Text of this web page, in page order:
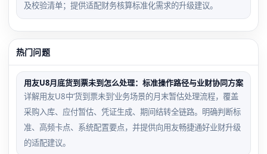
及校验清单；提供适配财务核算标准化需求的升级建议。
热门问题
用友U8月底货到票未到怎么处理：标准操作路径与业财协同方案
详解用友U8中‘货到票未到’业务场景的月末暂估处理流程，覆盖
采购入库、应付暂估、凭证生成、期间结转全链路。明确判断标
准、高频卡点、系统配置要点，并提供向用友畅捷通好业财升级
的适配建议。